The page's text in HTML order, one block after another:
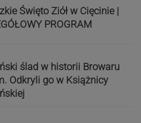
Święto Ziół w Cięcinie |
PROGRAM
ślad w historii Browaru
Odkryli go w Książnicy